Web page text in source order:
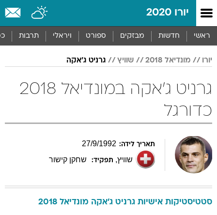
יורו 2020
ראשי חדשות מבזקים ספורט ויראלי תרבות
יורו מונדיאל 2018 שוויץ גרניט ג'אקה
גרניט ג'אקה במונדיאל 2018
כדורגל
תאריך לידה: 27/9/1992
שוויץ, תפקיד: שחקן קישור
סטטיסטיקות אישיות גרניט ג'אקה מונדיאל 2018